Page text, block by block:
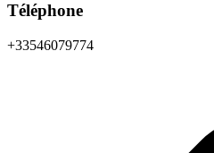
Téléphone
+33546079774